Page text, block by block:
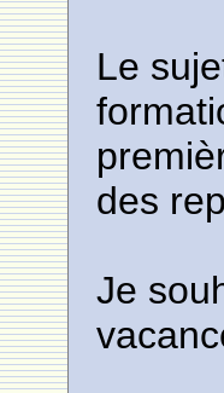
Le
des
Je